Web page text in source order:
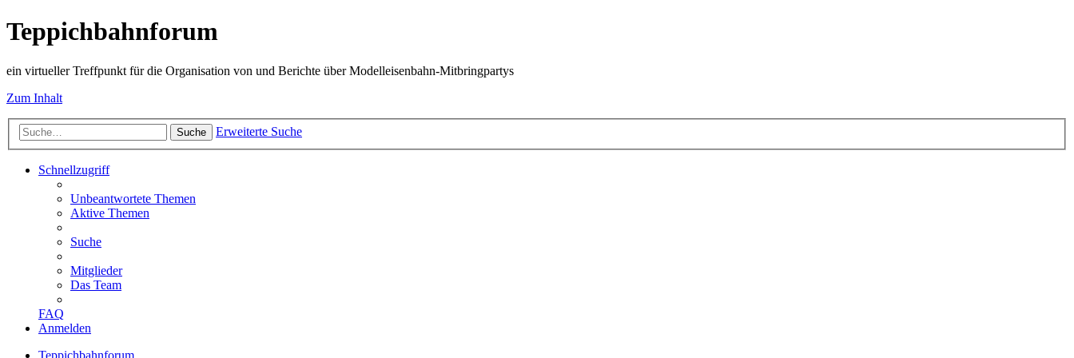
Teppichbahnforum
ein virtueller Treffpunkt für die Organisation von und Berichte über Modelleisenbahn-Mitbringpartys
Zum Inhalt
Suche Erweiterte Suche
Schnellzugriff
Unbeantwortete Themen
Aktive Themen
Suche
Mitglieder
Das Team
FAQ
Anmelden